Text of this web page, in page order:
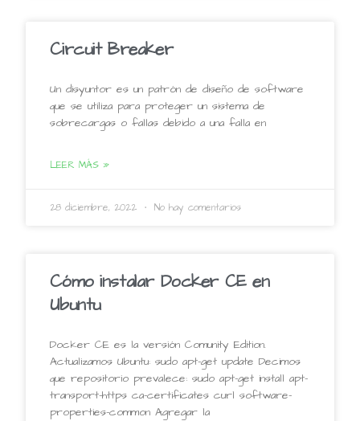
Circuit Breaker
Un disyuntor es un patrón de diseño de software
que se utiliza para proteger un sistema de
sobrecargas o fallas debido a una falla en
LEER MÁS »
28 diciembre, 2022 No hay comentarios
Cómo instalar Docker CE en
Ubuntu
Docker CE es la versión Comunity Edition.
Actualizamos Ubuntu: sudo apt-get update Decimos
que repositorio prevalece: sudo apt-get install apt-
transport-https ca-certificates curl software-
properties-common Agregar la